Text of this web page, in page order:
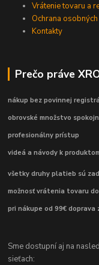
Vrátenie tovaru a
Ochrana
Kontakty
Prečo práve
nákup bez povinnej
obrovské množstvo
profesionálny prístup
videá a návody k
všetky druhy platieb sú
možnosť vrátenia tovaru
pri nákupe od 99€ doprava
Sme dostupní aj na
sieťach: